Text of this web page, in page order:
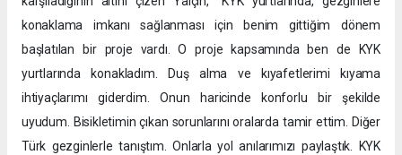
konaklama imkanı sağlanması için benim gittiğim dönem
başlatılan bir proje vardı. O proje kapsamında ben de KYK
yurtlarında konakladım. Duş alma ve kıyafetlerimi kıyama
ihtiyaçlarımı giderdim. Onun haricinde konforlu bir şekilde
uyudum. Bisikletimin çıkan sorunlarını oralarda tamir ettim. Diğer
Türk gezginlerle tanıştım. Onlarla yol anılarımızı paylaştık. KYK